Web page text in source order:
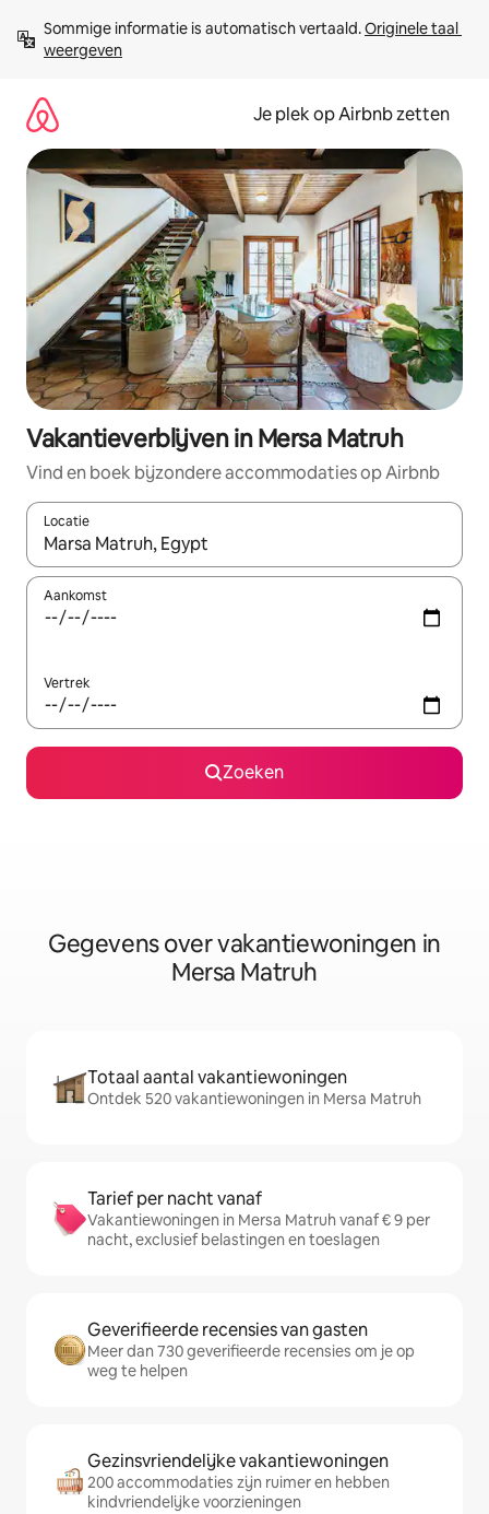
direct
naar
Sommige informatie is automatisch vertaald. Originele taal
weergeven
Je plek op Airbnb zetten
Vakantieverblijven in Mersa Matruh
Vind en boek bijzondere accommodaties op Airbnb
Locatie
Wanneer er resultaten beschikbaar zijn, maak je een keuze
Aankomst
Vertrek
Zoeken
Gegevens over vakantiewoningen in
Mersa Matruh
Totaal aantal vakantiewoningen
Ontdek 520 vakantiewoningen in Mersa Matruh
Tarief per nacht vanaf
Vakantiewoningen in Mersa Matruh vanaf € 9 per
nacht, exclusief belastingen en toeslagen
Geverifieerde recensies van gasten
Meer dan 730 geverifieerde recensies om je op
weg te helpen
Gezinsvriendelijke vakantiewoningen
200 accommodaties zijn ruimer en hebben
kindvriendelijke voorzieningen